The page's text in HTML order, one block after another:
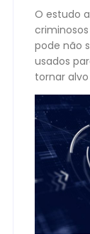
O estudo
pode não
usados
tornar